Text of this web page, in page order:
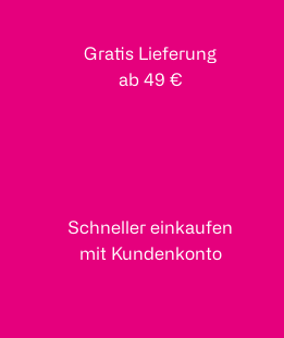
Gratis Lieferung
ab 49 €
Schneller einkaufen
mit Kundenkonto